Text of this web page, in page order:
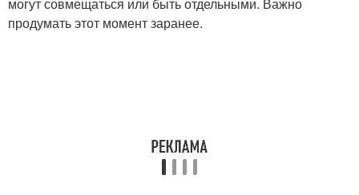
продумать этот момент заранее.